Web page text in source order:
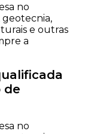
no
e outras
a
de
no